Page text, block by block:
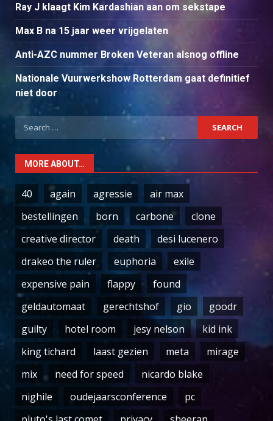
Ray J klaagt Kim Kardashian aan om sekstape
Max B na 15 jaar weer vrijgelaten
Anti-AZC nummer Broken Veteran alsnog offline
Nationale Vuurwerkshow Rotterdam gaat definitief
niet door
Search
for:
MORE ABOUT…
40 again agressie
air max
bestellingen
born carbone
clone
creative director
death
desi lucenero
drakeo the ruler
euphoria
exile
expensive pain
flappy
found
geldautomaat
gerechtshof gio
goodr
guilty
hotel room jesy nelson
kid ink
king tichard
laast gezien meta
mirage
mix
need for speed
nicardo blake
nighile
oudejaarsconference
pc